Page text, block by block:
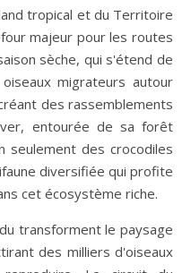
tropical et du Territoire
majeur pour les routes
sèche, qui s'étend de
migrateurs autour
des rassemblements
entourée de sa forêt
seulement des crocodiles
diversifiée qui profite
cet écosystème riche.
transforment le paysage
des milliers d'oiseaux